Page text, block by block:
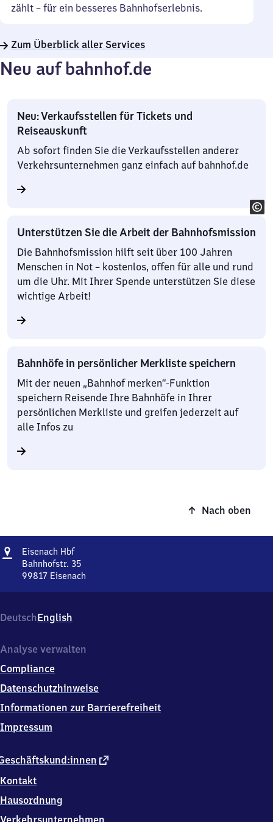
zählt – für ein besseres Bahnhofserlebnis.
Zum Überblick aller Services
Neu auf bahnhof.de
Neu: Verkaufsstellen für Tickets und
Reiseauskunft
Ab sofort finden Sie die Verkaufsstellen anderer
Verkehrsunternehmen ganz einfach auf bahnhof.de
Unterstützen Sie die Arbeit der Bahnhofsmission
Die Bahnhofsmission hilft seit über 100 Jahren
Menschen in Not – kostenlos, offen für alle und rund
um die Uhr. Mit Ihrer Spende unterstützen Sie diese
wichtige Arbeit!
Bahnhöfe in persönlicher Merkliste speichern
Mit der neuen „Bahnhof merken“-Funktion
speichern Reisende Ihre Bahnhöfe in Ihrer
persönlichen Merkliste und greifen jederzeit auf
alle Infos zu
Nach oben
Adresse
Eisenach HbfEisenach
Hauptbahnhof
Bahnhofstr. 35
99817 Eisenach
Bahnhofstr.
35,
9
1
7
DeutschEnglish
externer
Kontakt
Hausordnung
Verkehrsunternehmen
Analyse verwalten
Compliance
Datenschutzhinweise
Informationen zur Barrierefreiheit
Impressum